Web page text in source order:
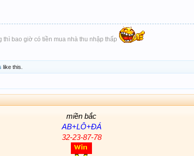
bao giờ có tiền mua nhà thu nhập thấp
like this.
miền bắc
AB+LÔ+ĐÁ
32-23-87-78